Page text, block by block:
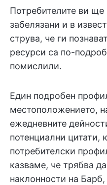
Потребителите ви ще
забелязани и в
струва, че ги
ресурси са по-
помислили.
Един подробен
местоположението,
ежедневните
потенциални цитати,
потребителски
казваме, че трябва
наклонности на